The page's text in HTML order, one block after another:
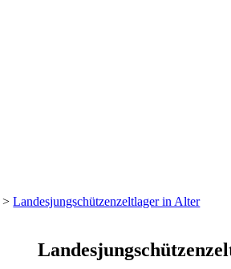
>Landesjungschützenzeltlager in Alter